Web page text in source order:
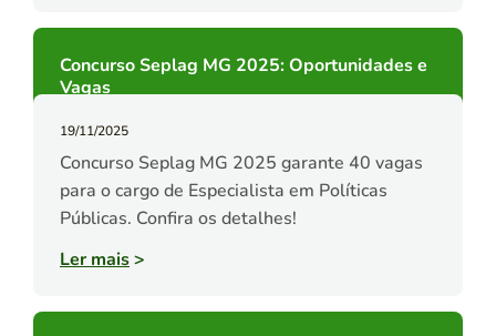
Concurso Seplag MG 2025: Oportunidades e
Vagas
19/11/2025
Concurso Seplag MG 2025 garante 40 vagas
para o cargo de Especialista em Políticas
Públicas. Confira os detalhes!
Ler mais>